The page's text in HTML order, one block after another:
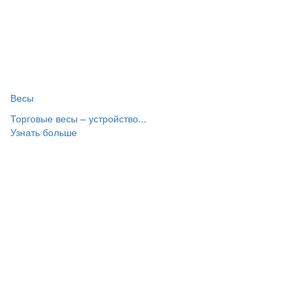
Весы
Торговые весы – устройство...
Узнать больше